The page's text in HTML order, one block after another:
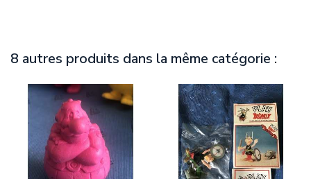
8 autres produits dans la même catégorie :